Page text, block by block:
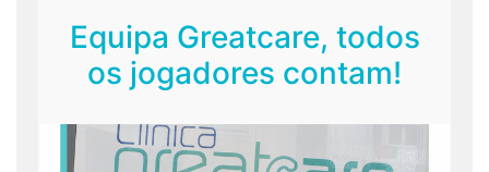
Equipa Greatcare, todos
os jogadores contam!